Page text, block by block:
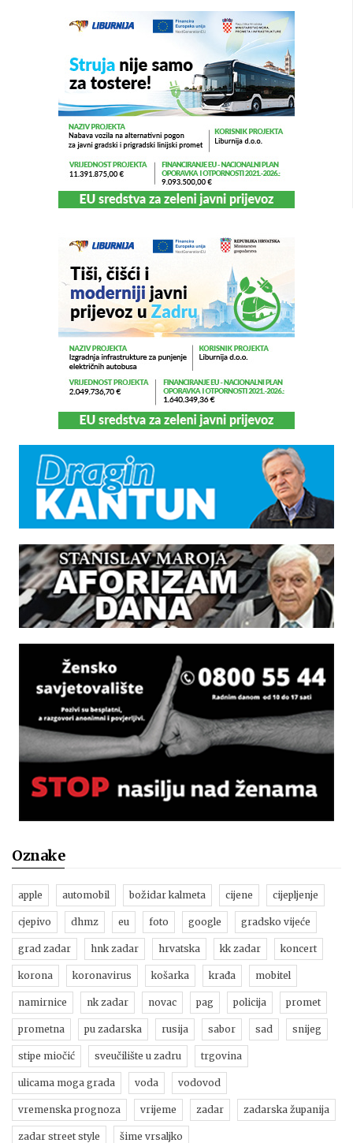
Oznake
apple automobil božidar kalmeta cijene cijepljenje
cjepivo dhmz eu foto google gradsko vijeće
grad zadar hnk zadar hrvatska kk zadar koncert
korona koronavirus košarka krađa mobitel
namirnice nk zadar novac pag policija promet
prometna pu zadarska rusija sabor sad snijeg
stipe miočić sveučilište u zadru trgovina
ulicama moga grada voda vodovod
vremenska prognoza vrijeme zadar zadarska županija
zadar street style šime vrsaljko